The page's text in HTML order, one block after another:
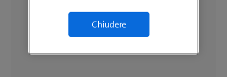
Chiudere